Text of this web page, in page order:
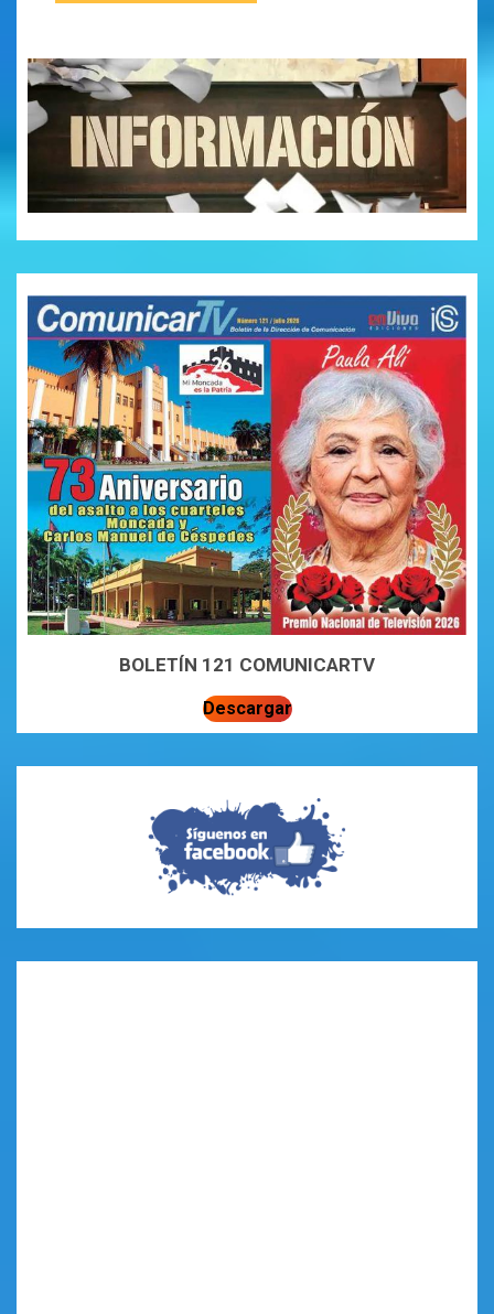
BOLETÍN 121 COMUNICARTV
Descargar